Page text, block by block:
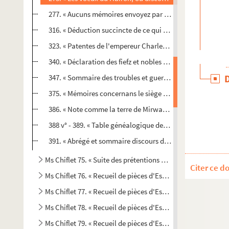
277. « Aucuns mémoires envoyez par le nonce Fabio
316. « Déduction succincte de ce qui s'est passé dans le
323. « Patentes de l'empereur Charles-Quint sur
340. « Déclaration des fiefz et nobles tenemens
347. « Sommaire des troubles et guerres advenues en la
375. « Mémoires concernans le siège de Cambray, tirés
386. « Note comme la terre de Mirwart est féodale du
388 v° - 389. « Table généalogique des princes qui ont
391. « Abrégé et sommaire discours des procès ci
Ms Chiflet 75. « Suite des prétentions des princes et
Ms Chiflet 76. « Recueil de pièces d'Estat. Tome I. »
Ms Chiflet 77. « Recueil de pièces d'Estat. Tome II »
Ms Chiflet 78. « Recueil de pièces d'Estat. Tome III »
Ms Chiflet 79. « Recueil de pièces d'Estat. Tome I. » Pièces
Citer ce